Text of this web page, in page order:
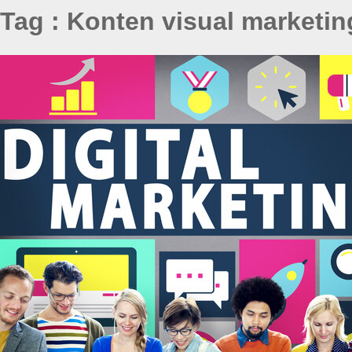
Tag : Konten visual